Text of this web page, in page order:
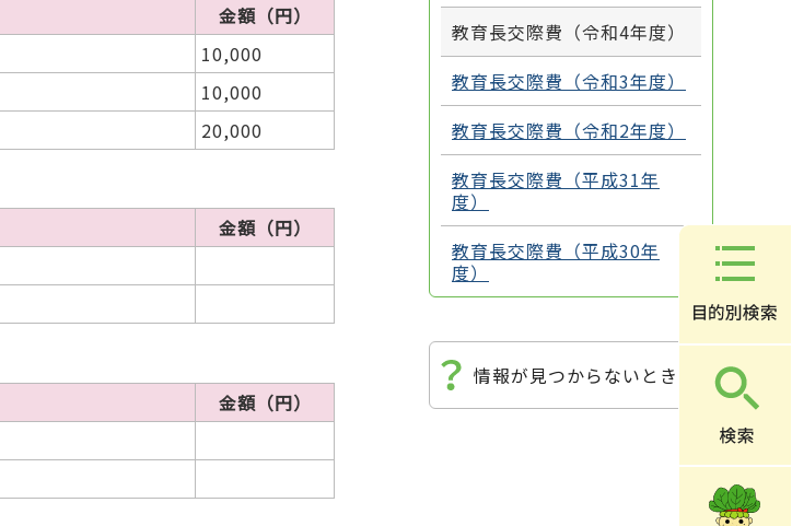
金額（円）
10,000
10,000
20,000
金額（円）
金額（円）
教育長交際費（令和4年度）
教育長交際費（令和3年度）
教育長交際費（令和2年度）
教育長交際費（平成31年
度）
教育長交際費（平成30年
度）
情報が見つからないときは